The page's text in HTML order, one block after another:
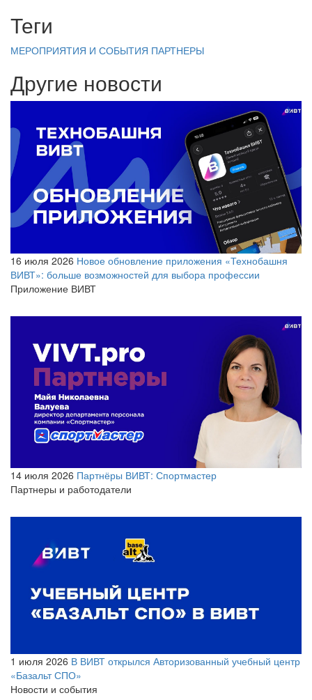
Теги
МЕРОПРИЯТИЯ И СОБЫТИЯ ПАРТНЕРЫ
Другие новости
16 июля 2026 Новое обновление приложения «Технобашня
ВИВТ»: больше возможностей для выбора профессии
Приложение ВИВТ
14 июля 2026 Партнёры ВИВТ: Спортмастер
Партнеры и работодатели
1 июля 2026 В ВИВТ открылся Авторизованный учебный центр
«Базальт СПО»
Новости и события